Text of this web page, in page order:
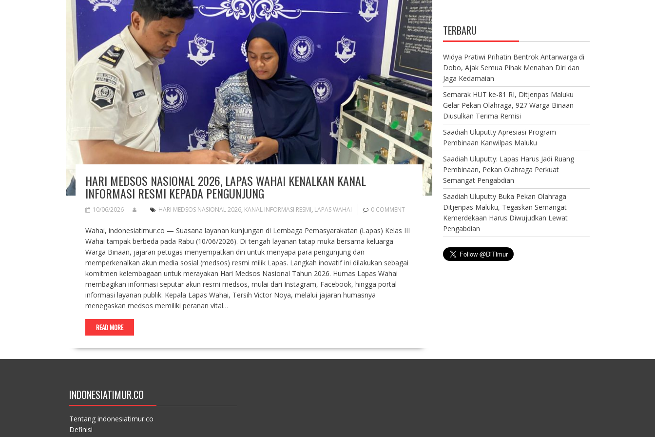
HARI MEDSOS NASIONAL 2026, LAPAS WAHAI KENALKAN KANAL
INFORMASI RESMI KEPADA PENGUNJUNG
10/06/2026 HARI MEDSOS NASIONAL 2026, KANAL INFORMASI RESMI, LAPAS WAHAI 0 COMMENT
Wahai, indonesiatimur.co — Suasana layanan kunjungan di Lembaga Pemasyarakatan (Lapas) Kelas III
Wahai tampak berbeda pada Rabu (10/06/2026). Di tengah layanan tatap muka bersama keluarga
Warga Binaan, jajaran petugas menyempatkan diri untuk menyapa para pengunjung dan
memperkenalkan akun media sosial (medsos) resmi milik Lapas. Langkah inovatif ini dilakukan sebagai
komitmen kelembagaan untuk merayakan Hari Medsos Nasional Tahun 2026. Humas Lapas Wahai
membagikan informasi seputar akun resmi medsos, mulai dari Instagram, Facebook, hingga portal
informasi layanan publik. Kepala Lapas Wahai, Tersih Victor Noya, melalui jajaran humasnya
menegaskan medsos memiliki peranan vital…
READ MORE
TERBARU
Widya Pratiwi Prihatin Bentrok Antarwarga di
Dobo, Ajak Semua Pihak Menahan Diri dan
Jaga Kedamaian
Semarak HUT ke-81 RI, Ditjenpas Maluku
Gelar Pekan Olahraga, 927 Warga Binaan
Diusulkan Terima Remisi
Saadiah Uluputty Apresiasi Program
Pembinaan Kanwilpas Maluku
Saadiah Uluputty: Lapas Harus Jadi Ruang
Pembinaan, Pekan Olahraga Perkuat
Semangat Pengabdian
Saadiah Uluputty Buka Pekan Olahraga
Ditjenpas Maluku, Tegaskan Semangat
Kemerdekaan Harus Diwujudkan Lewat
Pengabdian
INDONESIATIMUR.CO
Tentang indonesiatimur.co
Definisi